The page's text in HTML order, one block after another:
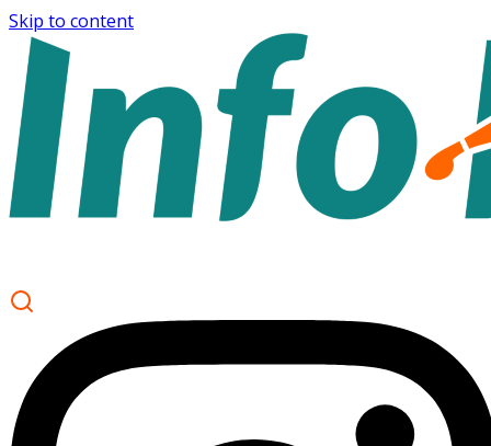
Skip to content